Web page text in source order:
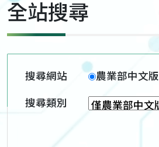
全站搜尋
搜尋網站 農業部中文版
搜尋類別